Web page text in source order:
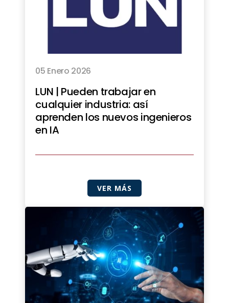
05 Enero 2026
LUN | Pueden trabajar en
cualquier industria: así
aprenden los nuevos ingenieros
en IA
VER MÁS